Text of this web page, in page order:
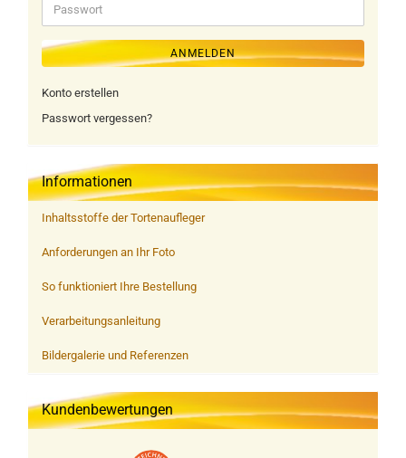
Passwort
ANMELDEN
Konto erstellen
Passwort vergessen?
Informationen
Inhaltsstoffe der Tortenaufleger
Anforderungen an Ihr Foto
So funktioniert Ihre Bestellung
Verarbeitungsanleitung
Bildergalerie und Referenzen
Kundenbewertungen